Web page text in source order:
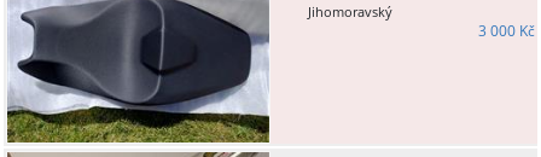
Jihomoravský
3 000 Kč